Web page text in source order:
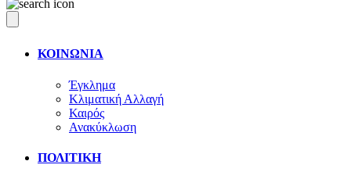
ΚΟΙΝΩΝΙΑ
Έγκλημα
Κλιματική Αλλαγή
Καιρός
Ανακύκλωση
ΠΟΛΙΤΙΚΗ